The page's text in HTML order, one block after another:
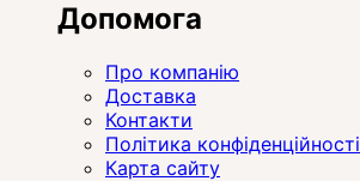
Допомога
Про компанію
Доставка
Контакти
Політика конфіденційності
Карта сайту